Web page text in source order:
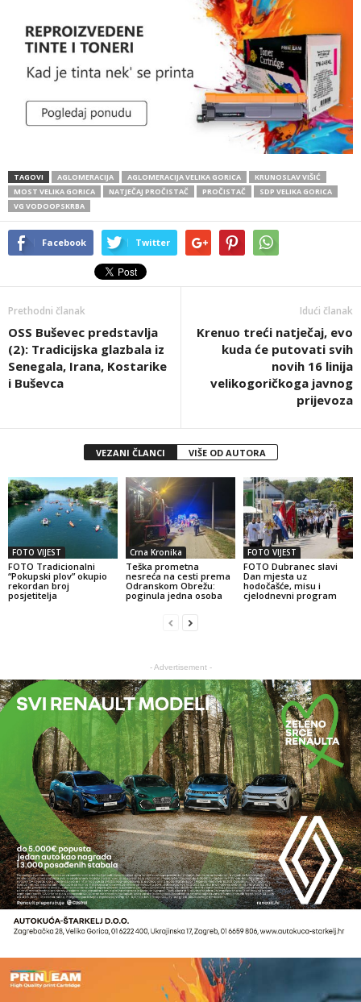
TAGOVI AGLOMERACIJA AGLOMERACIJA VELIKA GORICA
KRUNOSLAV VIŠIĆ
MOST VELIKA GORICA
NATJEČAJ PROČISTAČ PROČISTAČ
SDP VELIKA GORICA
VG VODOOPSKRBA
Facebook Twitter
Prethodni članak
OSS Buševec predstavlja
(2): Tradicijska glazbala iz
Senegala, Irana, Kostarike
i Buševca
Idući članak
Krenuo treći natječaj, evo
kuda će putovati svih
novih 16 linija
velikogoričkoga javnog
prijevoza
VEZANI ČLANCI VIŠE OD AUTORA
FOTO VIJEST
FOTO Tradicionalni
“Pokupski plov” okupio
rekordan broj
posjetitelja
Crna Kronika
Teška prometna
nesreća na cesti prema
Odranskom Obrežu:
poginula jedna osoba
FOTO VIJEST
FOTO Dubranec slavi
Dan mjesta uz
hodočašće, misu i
cjelodnevni program
- Advertisement -